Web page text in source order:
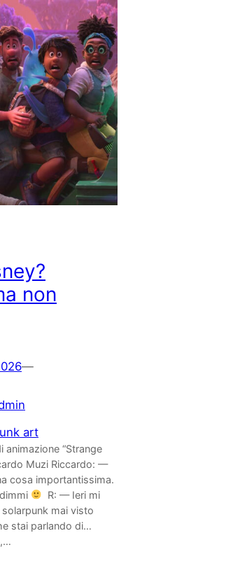
non
—
art
animazione “Strange
Muzi Riccardo: —
cosa importantissima.
R: — Ieri mi
mai visto
stai parlando di…